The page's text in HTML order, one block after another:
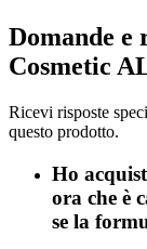
Domande e
Cosmetic
Ricevi risposte
questo prodotto.
Ho
ora che è
se la